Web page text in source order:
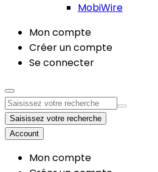
MobiWire
Mon compte
Créer un compte
Se connecter
Saisissez votre recherche
Account
Mon compte